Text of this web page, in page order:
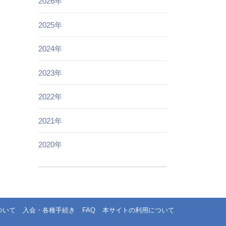
2025年
2024年
2023年
2022年
2021年
2020年
いて 入会・各種手続き FAQ 本サイトの利用について